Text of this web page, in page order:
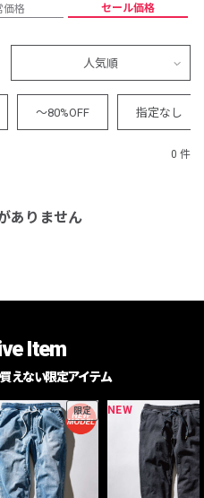
価格 セール価格
人気順
～80%OFF 指定なし
0 件
ありません
Item
えない限定アイテム
限定 NEW